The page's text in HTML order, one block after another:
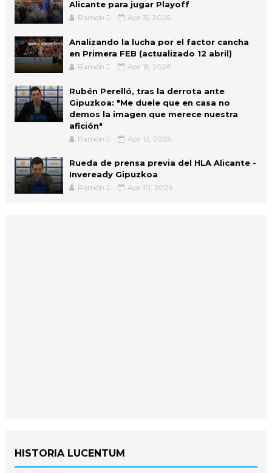
Alicante para jugar Playoff
Ramón J. Apr 15, 2026
Analizando la lucha por el factor cancha
en Primera FEB (actualizado 12 abril)
Ramón J. Apr 15, 2026
Rubén Perelló, tras la derrota ante
Gipuzkoa: "Me duele que en casa no
demos la imagen que merece nuestra
afición"
Ramón J. Apr 12, 2026
Rueda de prensa previa del HLA Alicante -
Inveready Gipuzkoa
Ramón J. Apr 10, 2026
HISTORIA LUCENTUM